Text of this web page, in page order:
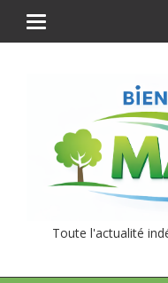
Toute l'actualité